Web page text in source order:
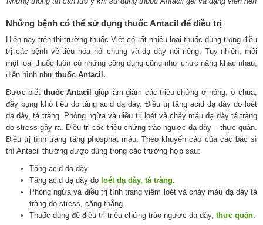
Những bệnh có thể sử dụng thuốc Antacil để điều trị
Hiện nay trên thị trường thuốc Việt có rất nhiều loại thuốc dùng trong điều
trị các bệnh về tiêu hóa nói chung và dạ dày nói riêng. Tuy nhiên, mỗi
một loại thuốc luôn có những công dụng cũng như chức năng khác nhau,
điển hình như thuốc Antacil.
Được biết thuốc Antacil giúp làm giảm các triệu chứng ợ nóng, ợ chua,
đầy bụng khó tiêu do tăng acid dạ dày. Điều trị tăng acid dạ dày do loét
dạ dày, tá tràng. Phòng ngừa và điều trị loét và chảy máu dạ dày tá tràng
do stress gây ra. Ðiều trị các triệu chứng trào ngược dạ dày – thực quản.
Điều trị tình trạng tăng phosphat máu. Theo khuyến cáo của các bác sĩ
thì Antacil thường được dùng trong các trường hợp sau:
Tăng acid dạ dày
Tăng acid dạ dày do loét dạ dày, tá tràng
Phòng ngừa và điều trị tình trạng viêm loét và chảy máu dạ dày tá
tràng do stress, căng thẳng.
Thuốc dùng để điều trị triệu chứng trào ngược dạ dày, thực quản